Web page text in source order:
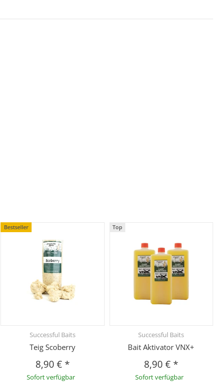
Bestseller
Successful Baits
Teig Scoberry
8,90 € *
Sofort verfügbar
Top
Successful Baits
Bait Aktivator VNX+
8,90 € *
Sofort verfügbar